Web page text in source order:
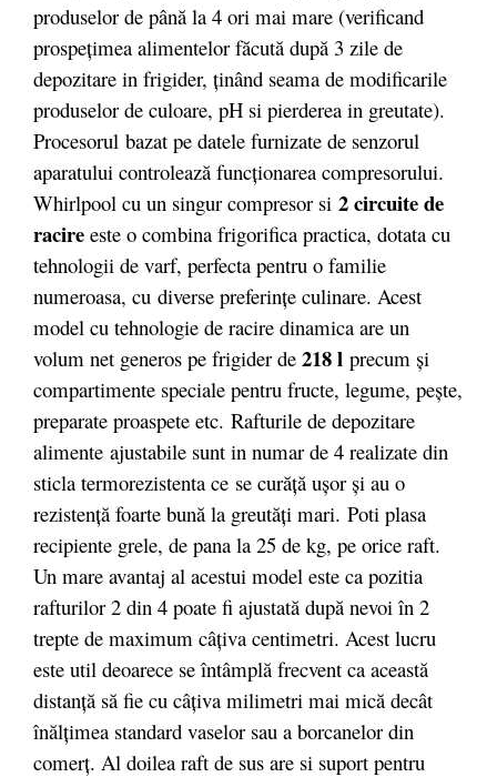
produselor de până la 4 ori mai mare (verificand
prospețimea alimentelor făcută după 3 zile de
depozitare in frigider, ținând seama de modificarile
produselor de culoare, pH si pierderea in greutate).
Procesorul bazat pe datele furnizate de senzorul
aparatului controlează funcționarea compresorului.
Whirlpool cu un singur compresor si 2 circuite de
racire este o combina frigorifica practica, dotata cu
tehnologii de varf, perfecta pentru o familie
numeroasa, cu diverse preferințe culinare. Acest
model cu tehnologie de racire dinamica are un
volum net generos pe frigider de 218 l precum și
compartimente speciale pentru fructe, legume, pește,
preparate proaspete etc. Rafturile de depozitare
alimente ajustabile sunt in numar de 4 realizate din
sticla termorezistenta ce se curăță ușor și au o
rezistență foarte bună la greutăți mari. Poti plasa
recipiente grele, de pana la 25 de kg, pe orice raft.
Un mare avantaj al acestui model este ca pozitia
rafturilor 2 din 4 poate fi ajustată după nevoi în 2
trepte de maximum câţiva centimetri. Acest lucru
este util deoarece se întâmplă frecvent ca această
distanţă să fie cu câţiva milimetri mai mică decât
înălţimea standard vaselor sau a borcanelor din
comerţ. Al doilea raft de sus are si suport pentru